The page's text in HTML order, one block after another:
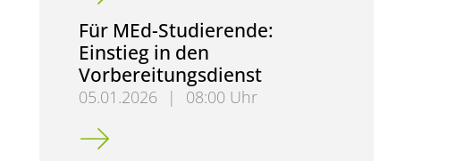
Für MEd-Studierende:
Einstieg in den
Vorbereitungsdienst
05.01.2026 |
08:00 Uhr
Für MEd-Studierende: Einstieg in den